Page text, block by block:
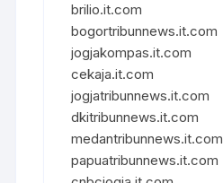
brilio.it.com
bogortribunnews.it.com
jogjakompas.it.com
cekaja.it.com
jogjatribunnews.it.com
dkitribunnews.it.com
medantribunnews.it.com
papuatribunnews.it.com